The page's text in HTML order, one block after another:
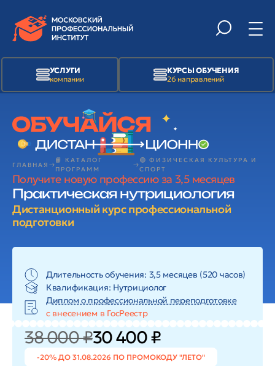
УСЛУГИ
компании
КУРСЫ ОБУЧЕНИЯ
26 направлений
ГЛАВНАЯ
📙 КАТАЛОГ
ПРОГРАММ
🟢 ФИЗИЧЕСКАЯ КУЛЬТУРА И
СПОРТ
Получите новую профессию за 3,5 месяцев
Практическая нутрициология
Дистанционный курс профессиональной
подготовки
Длительность обучения: 3,5 месяцев (520 часов)
Квалификация: Нутрициолог
Диплом о профессиональной переподготовке
с внесением в ГосРеестр
38 000 ₽30 400 ₽
-20% ДО 31.08.2026 ПО ПРОМОКОДУ "ЛЕТО"